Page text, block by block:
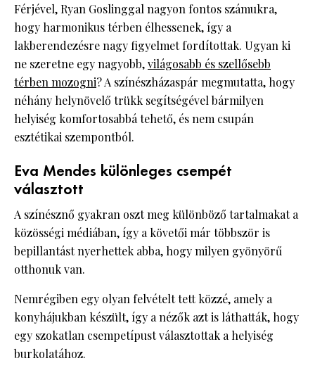
Férjével, Ryan Goslinggal nagyon fontos számukra,
hogy harmonikus térben élhessenek, így a
lakberendezésre nagy figyelmet fordítottak. Ugyan ki
ne szeretne egy nagyobb,világosabb és szellősebb
térben mozogni? A színészházaspár megmutatta, hogy
néhány helynövelő trükk segítségével bármilyen
helyiség komfortosabbá tehető, és nem csupán
esztétikai szempontból.
Eva Mendes különleges csempét
választott
A színésznő gyakran oszt meg különböző tartalmakat a
közösségi médiában, így a követői már többször is
bepillantást nyerhettek abba, hogy milyen gyönyörű
otthonuk van.
Nemrégiben egy olyan felvételt tett közzé, amely a
konyhájukban készült, így a nézők azt is láthatták, hogy
egy szokatlan csempetípust választottak a helyiség
burkolatához.